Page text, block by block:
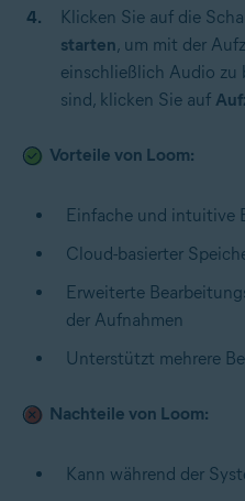
Klicken Sie auf die
starten, um mit der
einschließlich Audio zu
sind, klicken Sie auf
Vorteile von Loom:
Einfache und intuitive
Cloud-basierter
Erweiterte
der Aufnahmen
Unterstützt mehrere
Nachteile von Loom:
Kann während der